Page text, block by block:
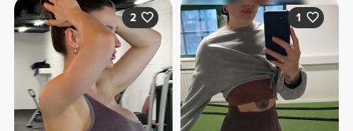
2 1